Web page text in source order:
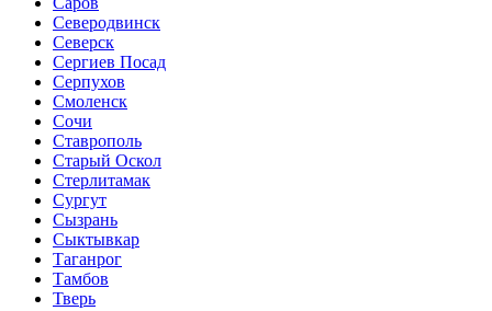
Северодвинск
Северск
Сергиев Посад
Серпухов
Смоленск
Сочи
Ставрополь
Старый Оскол
Стерлитамак
Сургут
Сызрань
Сыктывкар
Таганрог
Тамбов
Тверь